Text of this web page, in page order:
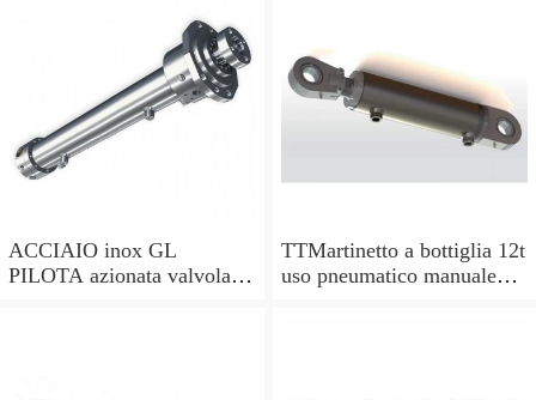
ACCIAIO inox GL
PILOTA azionata valvola di
TTMartinetto a bottiglia 12t
uso pneumatico manuale